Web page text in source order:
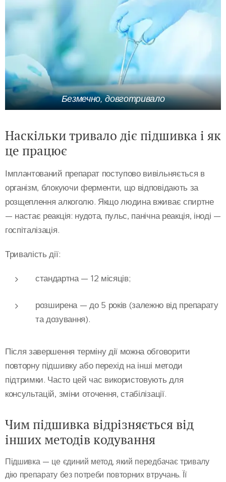
Безмечно, довготривало
Наскільки тривало діє підшивка і як
це працює
Імплантований препарат поступово вивільняється в
організм, блокуючи ферменти, що відповідають за
розщеплення алкоголю. Якщо людина вживає спиртне
— настає реакція: нудота, пульс, панічна реакція, іноді —
госпіталізація.
Тривалість дії:
стандартна— 12 місяців;
розширена— до 5 років (залежно від препарату
та дозування).
Після завершення терміну дії можна обговорити
повторну підшивку або перехід на інші методи
підтримки. Часто цей час використовують для
консультацій, зміни оточення, стабілізації.
Чим підшивка відрізняється від
інших методів кодування
Підшивка — це єдиний метод, який передбачає тривалу
дію препарату без потреби повторних втручань. Її